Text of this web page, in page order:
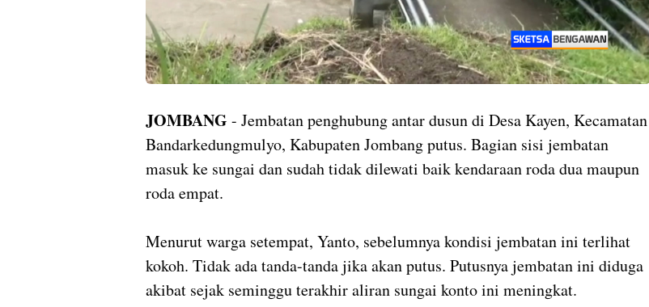
JOMBANG - Jembatan penghubung antar dusun di Desa Kayen, Kecamatan
Bandarkedungmulyo, Kabupaten Jombang putus. Bagian sisi jembatan
masuk ke sungai dan sudah tidak dilewati baik kendaraan roda dua maupun
roda empat.
Menurut warga setempat, Yanto, sebelumnya kondisi jembatan ini terlihat
kokoh. Tidak ada tanda-tanda jika akan putus. Putusnya jembatan ini diduga
akibat sejak seminggu terakhir aliran sungai konto ini meningkat.